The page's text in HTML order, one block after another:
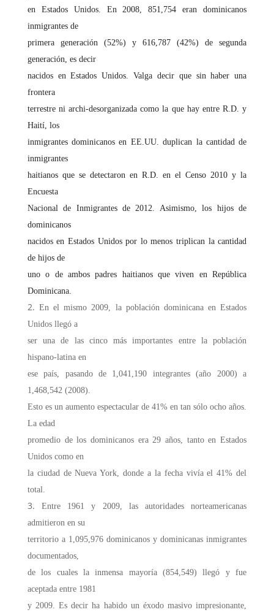
en Estados Unidos. En 2008, 851,754 eran dominicanos
inmigrantes de
primera generación (52%) y 616,787 (42%) de segunda
generación, es decir
nacidos en Estados Unidos. Valga decir que sin haber una
frontera
terrestre ni archi-desorganizada como la que hay entre R.D. y
Haití, los
inmigrantes dominicanos en EE.UU. duplican la cantidad de
inmigrantes
haitianos que se detectaron en R.D. en el Censo 2010 y la
Encuesta
Nacional de Inmigrantes de 2012. Asimismo, los hijos de
dominicanos
nacidos en Estados Unidos por lo menos triplican la cantidad
de hijos de
uno o de ambos padres haitianos que viven en República
Dominicana.
En el mismo 2009, la población dominicana en Estados
Unidos llegó a
ser una de las cinco más importantes entre la población
hispano-latina en
ese país, pasando de 1,041,190 integrantes (año 2000) a
1,468,542 (2008).
Esto es un aumento espectacular de 41% en tan sólo ocho años.
La edad
promedio de los dominicanos era 29 años, tanto en Estados
Unidos como en
la ciudad de Nueva York, donde a la fecha vivía el 41% del
total.
Entre 1961 y 2009, las autoridades norteamericanas
admitieron en su
territorio a 1,095,976 dominicanos y dominicanas inmigrantes
documentados,
de los cuales la inmensa mayoría (854,549) llegó y fue
aceptada entre 1981
y 2009. Es decir ha habido un éxodo masivo impresionante,